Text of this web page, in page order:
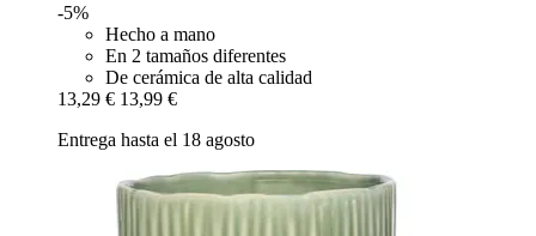
-5%
Hecho a mano
En 2 tamaños diferentes
De cerámica de alta calidad
13,29 € 13,99 €
Entrega hasta el 18 agosto